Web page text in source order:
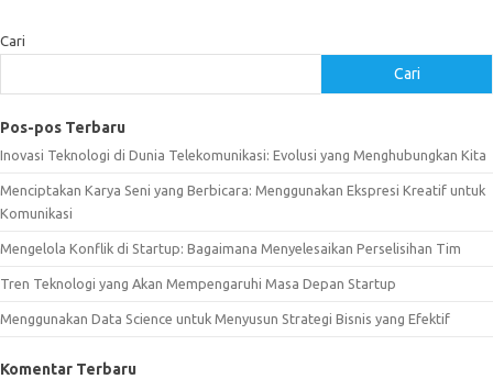
Cari
Cari
Pos-pos Terbaru
Inovasi Teknologi di Dunia Telekomunikasi: Evolusi yang Menghubungkan Kita
Menciptakan Karya Seni yang Berbicara: Menggunakan Ekspresi Kreatif untuk
Komunikasi
Mengelola Konflik di Startup: Bagaimana Menyelesaikan Perselisihan Tim
Tren Teknologi yang Akan Mempengaruhi Masa Depan Startup
Menggunakan Data Science untuk Menyusun Strategi Bisnis yang Efektif
Komentar Terbaru